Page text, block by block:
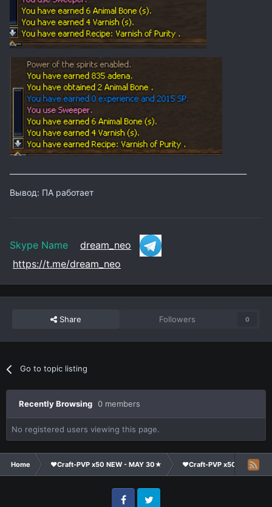
Вывод: ПА работает
Skype Name dream_neo
https://t.me/dream_neo
Share Followers 0
Go to topic listing
Recently Browsing 0 members
No registered users viewing this page.
Home ❤Craft-PVP x50 NEW - MAY 30★ ❤Craft-PVP x50★